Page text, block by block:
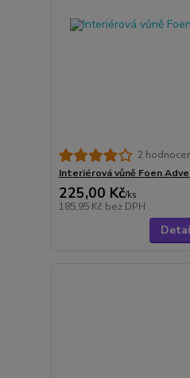
2
Interiérová vůně Foen
225,00 Kč/ks
185,95 Kč bez DPH